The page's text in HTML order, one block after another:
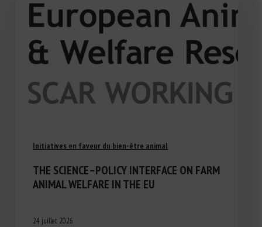
Initiatives en faveur du bien-être animal
THE SCIENCE–POLICY INTERFACE ON FARM
ANIMAL WELFARE IN THE EU
24 juillet 2026